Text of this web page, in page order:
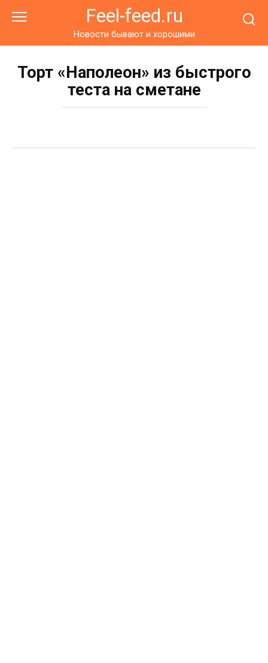
Feel-feed.ru
Новости бывают и хорошими
Торт «Наполеон» из быстрого
теста на сметане